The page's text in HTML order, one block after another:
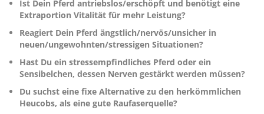
Ist Dein Pferd antriebslos/erschöpft und benötigt eine
Extraportion Vitalität für mehr Leistung?
Reagiert Dein Pferd ängstlich/nervös/unsicher in
neuen/ungewohnten/stressigen Situationen?
Hast Du ein stressempfindliches Pferd oder ein
Sensibelchen, dessen Nerven gestärkt werden müssen?
Du suchst eine fixe Alternative zu den herkömmlichen
Heucobs, als eine gute Raufaserquelle?